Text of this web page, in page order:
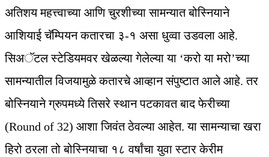
अतिशय महत्त्वाच्या आणि चुरशीच्या सामन्यात बोस्नियाने
आशियाई चॅम्पियन कतारचा ३-१ असा धुव्वा उडवला आहे.
सिअॅटल स्टेडियमवर खेळल्या गेलेल्या या ‘करो या मरो’च्या
सामन्यातील विजयामुळे कतारचे आव्हान संपुष्टात आले आहे. तर
बोस्नियाने ग्रुपमध्ये तिसरे स्थान पटकावत बाद फेरीच्या
(Round of 32) आशा जिवंत ठेवल्या आहेत. या सामन्याचा खरा
हिरो ठरला तो बोस्नियाचा १८ वर्षांचा युवा स्टार केरीम